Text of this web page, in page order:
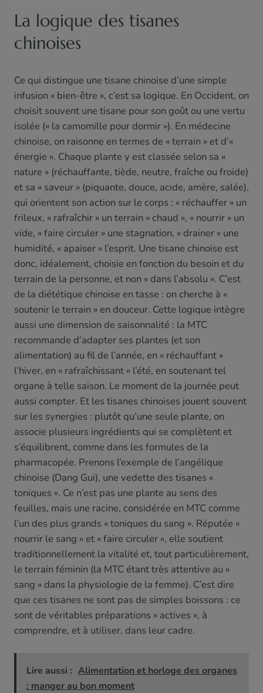
La logique des tisanes
chinoises
Ce qui distingue une tisane chinoise d’une simple
infusion « bien-être », c’est sa logique. En Occident, on
choisit souvent une tisane pour son goût ou une vertu
isolée (« la camomille pour dormir »). En médecine
chinoise, on raisonne en termes de « terrain » et d’«
énergie ». Chaque plante y est classée selon sa «
nature » (réchauffante, tiède, neutre, fraîche ou froide)
et sa « saveur » (piquante, douce, acide, amère, salée),
qui orientent son action sur le corps : « réchauffer » un
frileux, « rafraîchir » un terrain « chaud », « nourrir » un
vide, « faire circuler » une stagnation, « drainer » une
humidité, « apaiser » l’esprit. Une tisane chinoise est
donc, idéalement, choisie en fonction du besoin et du
terrain de la personne, et non « dans l’absolu ». C’est
de la diététique chinoise en tasse : on cherche à «
soutenir le terrain » en douceur. Cette logique intègre
aussi une dimension de saisonnalité : la MTC
recommande d’adapter ses plantes (et son
alimentation) au fil de l’année, en « réchauffant »
l’hiver, en « rafraîchissant » l’été, en soutenant tel
organe à telle saison. Le moment de la journée peut
aussi compter. Et les tisanes chinoises jouent souvent
sur les synergies : plutôt qu’une seule plante, on
associe plusieurs ingrédients qui se complètent et
s’équilibrent, comme dans les formules de la
pharmacopée. Prenons l’exemple de l’angélique
chinoise (Dang Gui), une vedette des tisanes «
toniques ». Ce n’est pas une plante au sens des
feuilles, mais une racine, considérée en MTC comme
l’un des plus grands « toniques du sang ». Réputée «
nourrir le sang » et « faire circuler », elle soutient
traditionnellement la vitalité et, tout particulièrement,
le terrain féminin (la MTC étant très attentive au «
sang » dans la physiologie de la femme). C’est dire
que ces tisanes ne sont pas de simples boissons : ce
sont de véritables préparations « actives », à
comprendre, et à utiliser, dans leur cadre.
Lire aussi : Alimentation et horloge des organes
: manger au bon moment